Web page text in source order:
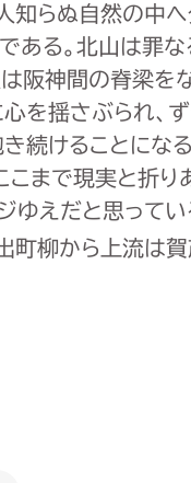
知らぬ自然の中
ある。北山は罪な
阪神間の脊梁を
を揺さぶられ、
続けることにな
こまで現実と折
ゆえだと思ってい
町柳から上流は賀